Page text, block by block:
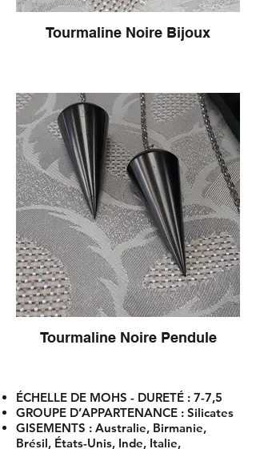
Tourmaline Noire Bijoux
Tourmaline Noire Pendule
ÉCHELLE DE MOHS - DURETÉ : 7-7,5
GROUPE D’APPARTENANCE : Silicates
GISEMENTS : Australie, Birmanie,
Brésil, États-Unis, Inde, Italie,